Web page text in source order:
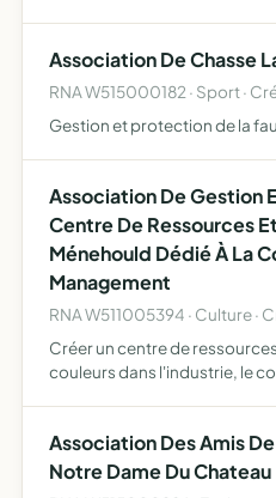
Association De Chasse
RNA W515000182 · Sport ·
Gestion et protection de la
Association De Gestion
Centre De Ressources
Ménehould Dédié À La
Management
RNA W511005394 · Culture ·
Créer un centre de
couleurs dans l'industrie, le
déve…
Association Des Amis
Notre Dame Du Chateau